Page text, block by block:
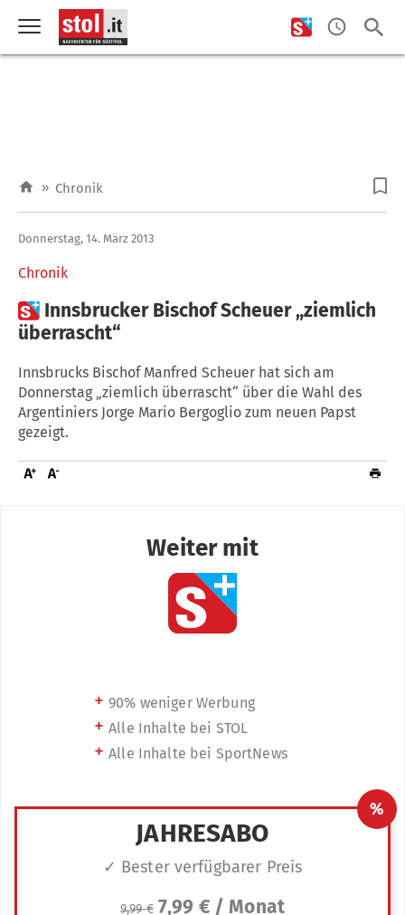
» Chronik
Chronik
Donnerstag, 14. März 2013
 Innsbrucker Bischof Scheuer „ziemlich
überrascht“
Innsbrucks Bischof Manfred Scheuer hat sich am
Donnerstag „ziemlich überrascht“ über die Wahl des
Argentiniers Jorge Mario Bergoglio zum neuen Papst
gezeigt.